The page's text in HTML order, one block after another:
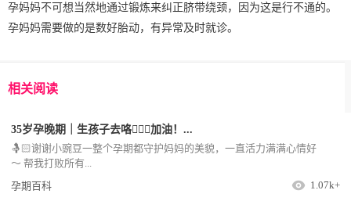
孕妈妈不可想当然地通过锻炼来纠正脐带绕颈，因为这是行不通的。
孕妈妈需要做的是数好胎动，有异常及时就诊。
相关阅读
35岁孕晚期｜生孩子去咯🧏🏻‍♀️加油！...
🤱🏻谢谢小豌豆一整个孕期都守护妈妈的美貌，一直活力满满心情好
～ 帮我打败所有...
孕期百科
1.07k+